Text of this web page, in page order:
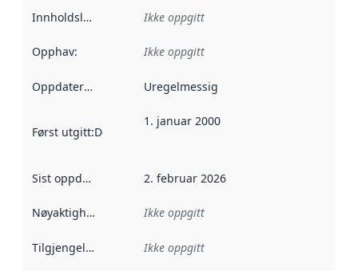
Innholdsleverandører :
Ikke oppgitt
Opphav: Ikke oppgitt
Oppdateringsfrekvens :
Uregelmessig
Først utgitt:Denne datoen sier når dataene i dette
1. januar 2000
Sist oppdatert 2. februar 2026
Nøyaktighet Ikke oppgitt
Tilgjengelighet Ikke oppgitt